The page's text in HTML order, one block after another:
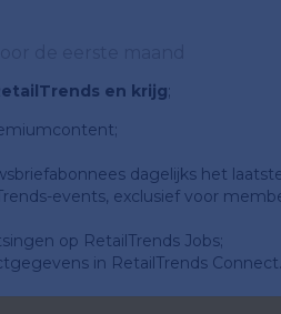
en krijg;
dagelijks het
events, exclusief voor
op RetailTrends Jobs;
in RetailTrends Connect.